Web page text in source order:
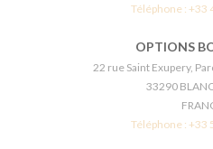
Téléphone : +33
OPTIONS
22 rue Saint Exupery,
33290
Téléphone : +33